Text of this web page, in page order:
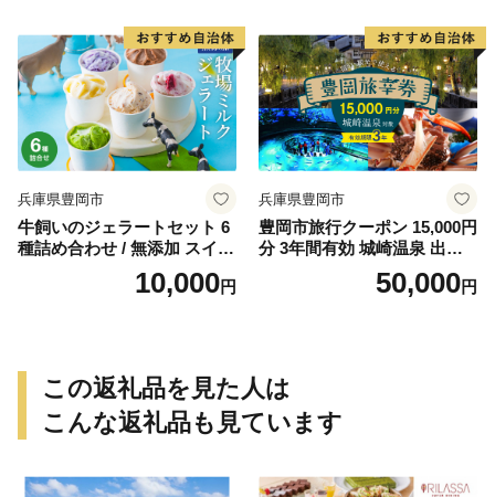
兵庫県豊岡市
牛飼いのジェラートセット 6
種詰め合わせ / 無添加 スイー
ツ ジェラート シャーベット
アイスクリーム 卵 小麦粉不
10,000円
兵庫県豊岡市
豊岡市旅行クーポン 15,000円
分 3年間有効 城崎温泉 出石
竹野 神鍋 など 宿泊施設 飲食
店 観光施設 250施設以上で使
50,000円
この返礼品を見た人は
こんな返礼品も見ています